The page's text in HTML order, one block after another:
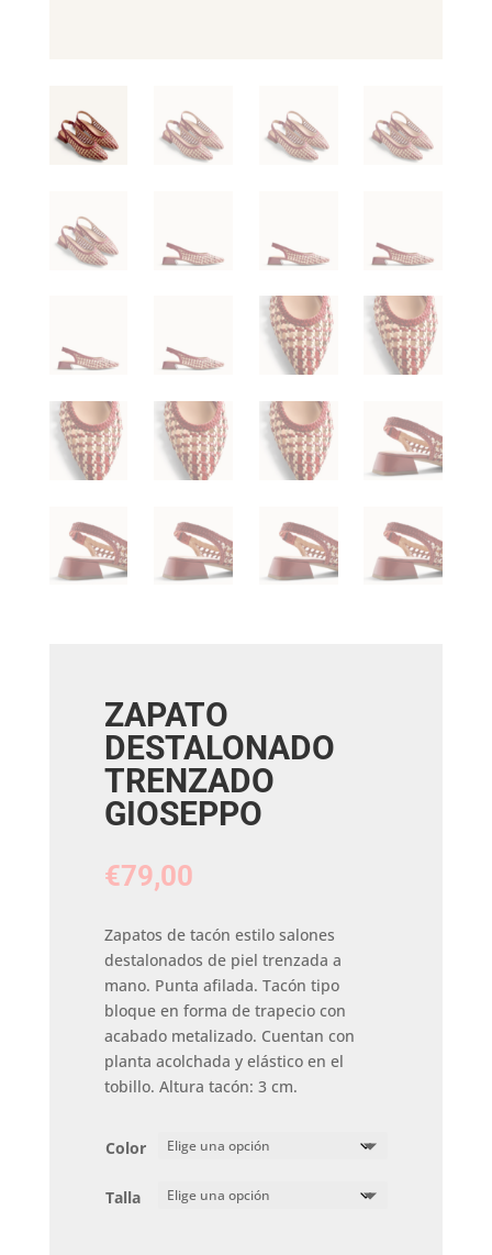
ZAPATO
DESTALONADO
TRENZADO
GIOSEPPO
€79,00
Zapatos de tacón estilo salones
destalonados de piel trenzada a
mano. Punta afilada. Tacón tipo
bloque en forma de trapecio con
acabado metalizado. Cuentan con
planta acolchada y elástico en el
tobillo. Altura tacón: 3 cm.
Color
Talla